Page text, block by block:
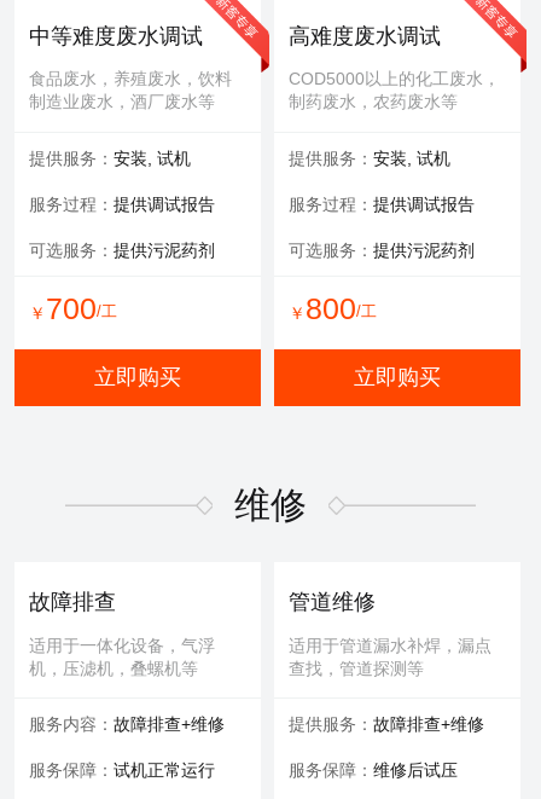
中等难度废水调试
食品废水，养殖废水，饮料
制造业废水，酒厂废水等
提供服务： 安装, 试机
服务过程： 提供调试报告
可选服务： 提供污泥药剂
￥ 700/工
立即购买
高难度废水调试
COD5000以上的化工废水，
制药废水，农药废水等
提供服务： 安装, 试机
服务过程： 提供调试报告
可选服务： 提供污泥药剂
￥ 800/工
立即购买
维修
故障排查
适用于一体化设备，气浮
机，压滤机，叠螺机等
服务内容： 故障排查+维修
服务保障： 试机正常运行
管道维修
适用于管道漏水补焊，漏点
查找，管道探测等
提供服务： 故障排查+维修
服务保障： 维修后试压